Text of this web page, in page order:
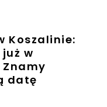
Koszalinie:
w
datę